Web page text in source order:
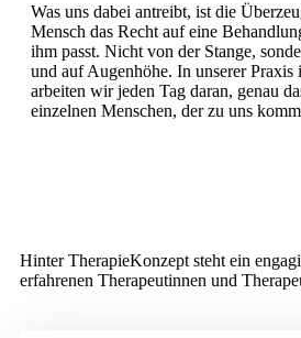
Was uns dabei antreibt, ist die
Mensch das Recht auf eine
ihm passt. Nicht von der Stange,
und auf Augenhöhe. In unserer Praxis
arbeiten wir jeden Tag daran, genau
einzelnen Menschen, der zu uns
Hinter TherapieKonzept steht ein
erfahrenen Therapeutinnen und